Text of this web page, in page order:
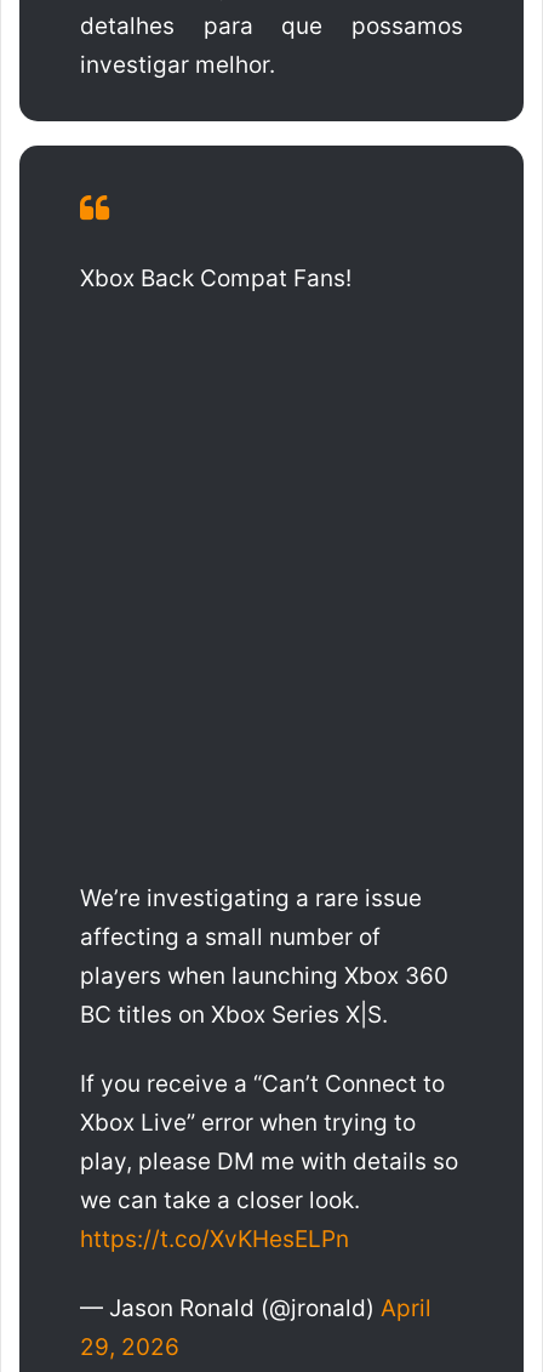
detalhes para que possamos
investigar melhor.
Xbox Back Compat Fans!
We’re investigating a rare issue
affecting a small number of
players when launching Xbox 360
BC titles on Xbox Series X|S.
If you receive a “Can’t Connect to
Xbox Live” error when trying to
play, please DM me with details so
we can take a closer look.
https://t.co/XvKHesELPn
— Jason Ronald (@jronald) April
29, 2026